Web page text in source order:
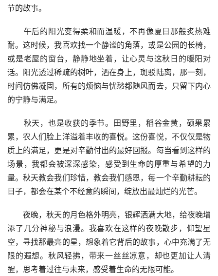
节的故事。
午后的阳光变得柔和而温暖，不再像夏日那般炙热难
耐。这时候，我喜欢找一个静谧的角落，或是公园的长椅，
或是老屋的窗台，静静地坐着，让心灵与这秋日的暖阳对
话。阳光透过稀疏的树叶，洒在身上，斑驳陆离，那一刻，
时间仿佛凝固，所有的烦恼与忧愁都随风而去，只留下内心
的宁静与满足。
秋天，也是收获的季节。田野里，稻谷金黄，硕果累
累，农人们脸上洋溢着丰收的喜悦。这份喜悦，不仅仅是物
质上的满足，更是对辛勤付出的最好回报。每当看到这样的
场景，我都会被深深感染，感受到生命的厚重与希望的力
量。秋天教会我们珍惜，教会我们感恩，每一个辛勤耕耘的
日子，都会在某个不经意的瞬间，绽放出最灿烂的光芒。
夜晚，秋天的月色格外明亮，银辉洒满大地，给夜晚增
添了几分神秘与浪漫。我喜欢在这样的夜晚散步，仰望星
空，寻找那最亮的星，想象着它背后的故事，心中充满了无
限的遐想。秋风轻拂，带来一丝丝凉意，却也更加让人清
醒，思考着过往与未来，感受着生命的无限可能。